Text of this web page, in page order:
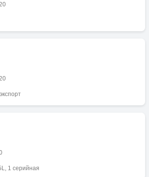
1 серийная